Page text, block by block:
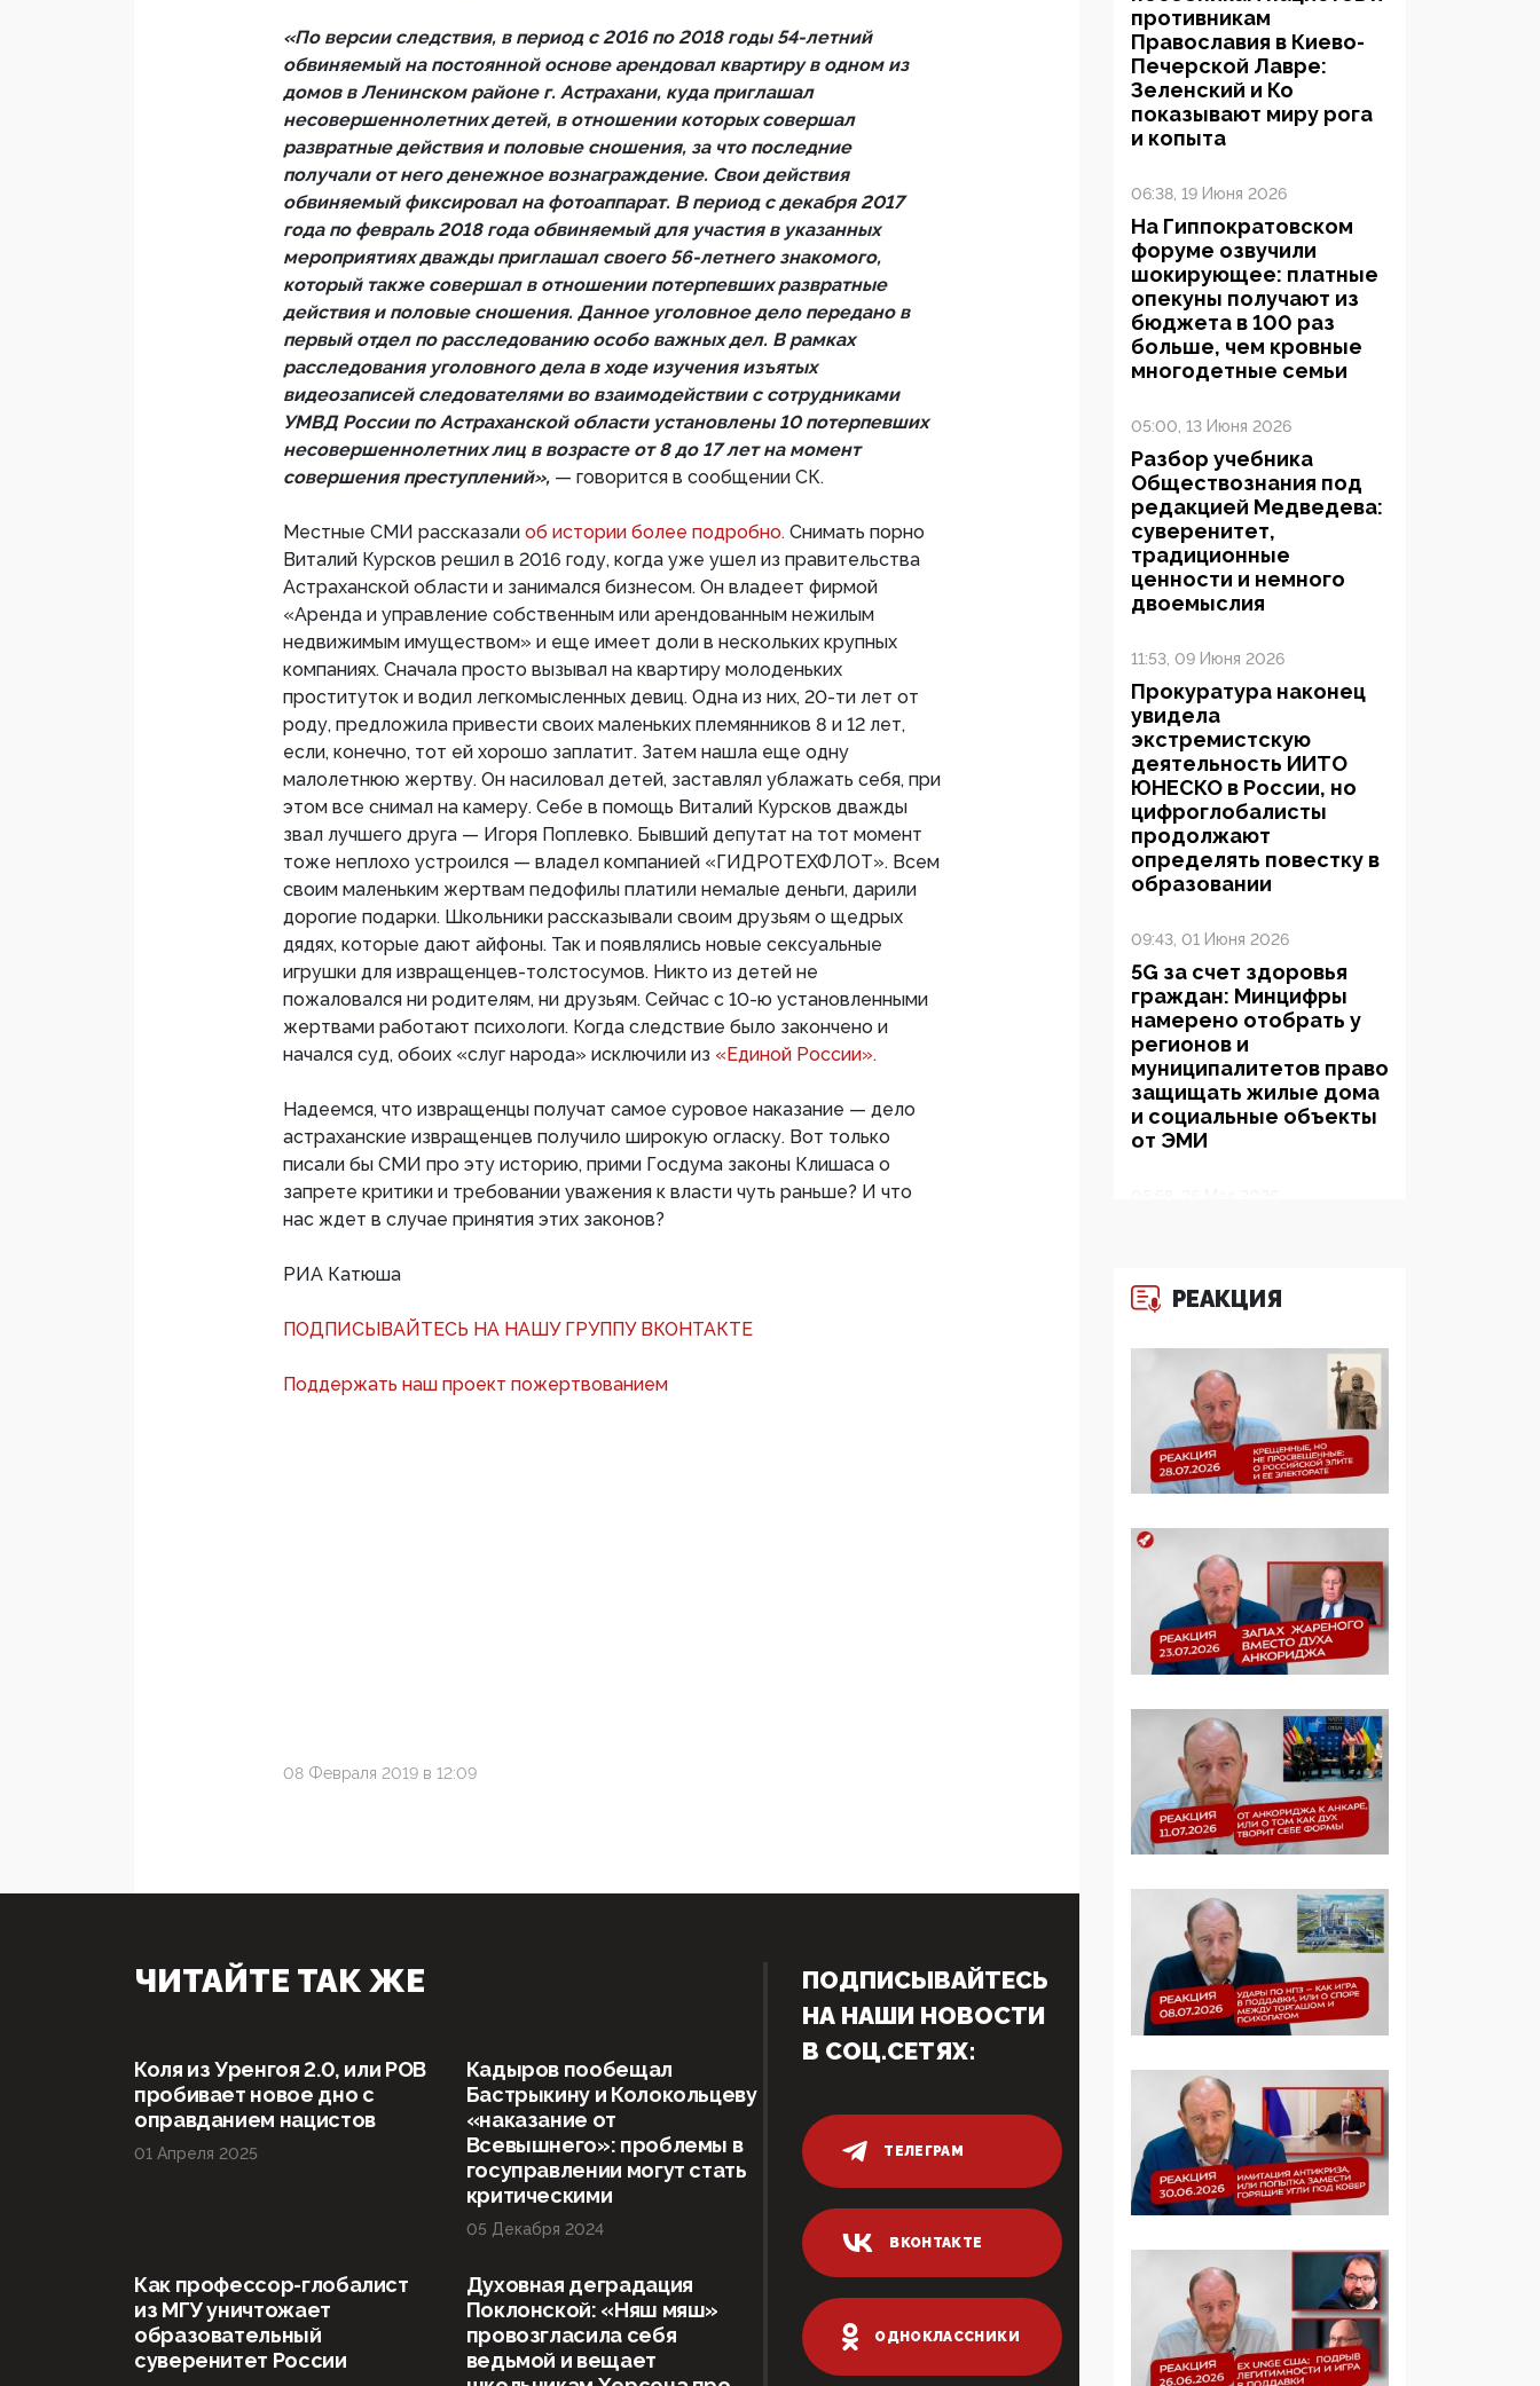
«По версии следствия, в период с 2016 по 2018 годы 54-летний
обвиняемый на постоянной основе арендовал квартиру в одном из
домов в Ленинском районе г. Астрахани, куда приглашал
несовершеннолетних детей, в отношении которых совершал
развратные действия и половые сношения, за что последние
получали от него денежное вознаграждение. Свои действия
обвиняемый фиксировал на фотоаппарат. В период с декабря 2017
года по февраль 2018 года обвиняемый для участия в указанных
мероприятиях дважды приглашал своего 56-летнего знакомого,
который также совершал в отношении потерпевших развратные
действия и половые сношения. Данное уголовное дело передано в
первый отдел по расследованию особо важных дел. В рамках
расследования уголовного дела в ходе изучения изъятых
видеозаписей следователями во взаимодействии с сотрудниками
УМВД России по Астраханской области установлены 10 потерпевших
несовершеннолетних лиц в возрасте от 8 до 17 лет на момент
совершения преступлений», — говорится в сообщении СК.
Местные СМИ рассказали об истории более подробно. Снимать порно
Виталий Курсков решил в 2016 году, когда уже ушел из правительства
Астраханской области и занимался бизнесом. Он владеет фирмой
«Аренда и управление собственным или арендованным нежилым
недвижимым имуществом» и еще имеет доли в нескольких крупных
компаниях. Сначала просто вызывал на квартиру молоденьких
проституток и водил легкомысленных девиц. Одна из них, 20-ти лет от
роду, предложила привести своих маленьких племянников 8 и 12 лет,
если, конечно, тот ей хорошо заплатит. Затем нашла еще одну
малолетнюю жертву. Он насиловал детей, заставлял ублажать себя, при
этом все снимал на камеру. Себе в помощь Виталий Курсков дважды
звал лучшего друга — Игоря Поплевко. Бывший депутат на тот момент
тоже неплохо устроился — владел компанией «ГИДРОТЕХФЛОТ». Всем
своим маленьким жертвам педофилы платили немалые деньги, дарили
дорогие подарки. Школьники рассказывали своим друзьям о щедрых
дядях, которые дают айфоны. Так и появлялись новые сексуальные
игрушки для извращенцев-толстосумов. Никто из детей не
пожаловался ни родителям, ни друзьям. Сейчас с 10-ю установленными
жертвами работают психологи. Когда следствие было закончено и
начался суд, обоих «слуг народа» исключили из «Единой России».
Надеемся, что извращенцы получат самое суровое наказание — дело
астраханские извращенцев получило широкую огласку. Вот только
писали бы СМИ про эту историю, прими Госдума законы Клишаса о
запрете критики и требовании уважения к власти чуть раньше? И что
нас ждет в случае принятия этих законов?
РИА Катюша
ПОДПИСЫВАЙТЕСЬ НА НАШУ ГРУППУ ВКОНТАКТЕ
Поддержать наш проект пожертвованием
08 Февраля 2019 в 12:09
противникам
Православия в Киево-
Печерской Лавре:
Зеленский и Ко
показывают миру рога
и копыта
06:38, 19 Июня 2026
На Гиппократовском
форуме озвучили
шокирующее: платные
опекуны получают из
бюджета в 100 раз
больше, чем кровные
многодетные семьи
05:00, 13 Июня 2026
Разбор учебника
Обществознания под
редакцией Медведева:
суверенитет,
традиционные
ценности и немного
двоемыслия
11:53, 09 Июня 2026
Прокуратура наконец
увидела
экстремистскую
деятельность ИИТО
ЮНЕСКО в России, но
цифроглобалисты
продолжают
определять повестку в
образовании
09:43, 01 Июня 2026
5G за счет здоровья
граждан: Минцифры
намерено отобрать у
регионов и
муниципалитетов право
защищать жилые дома
и социальные объекты
от ЭМИ
опасным контентом
Манифест против
семьи и традиционных
ценностей: «Новые
люди» поднимают
электорат феминисток
мужчинами-«бабуинам
05:08, 15 Мая 2026
Эзотерика,
инфоцыганство и
защиты традиционных
ценностей: кто и с чем
выступал на форуме
«Россия 809. Традиции
будущего»
Симулякр патриотизма
и благолепия:
профилактика негатива
среди молодежи снова
отдана на откуп
«движперам»
03:35, 25 Апреля 2026
120 лет
парламентаризма: как
институт
народовластия
превратился в «чего
Правительства и АП
06:29, 15 Апреля 2026
Социальный фонд
России – пионер
РЕАКЦИЯ
ЧИТАЙТЕ ТАК ЖЕ
Коля из Уренгоя 2.0, или РОВ
пробивает новое дно с
оправданием нацистов
01 Апреля 2025
Кадыров пообещал
Бастрыкину и Колокольцеву
«наказание от
Всевышнего»: проблемы в
госуправлении могут стать
критическими
05 Декабря 2024
Как профессор-глобалист
из МГУ уничтожает
образовательный
суверенитет России
Духовная деградация
Поклонской: «Няш мяш»
провозгласила себя
ведьмой и вещает
ПОДПИСЫВАЙТЕСЬ
НА НАШИ НОВОСТИ
В СОЦ.СЕТЯХ:
ТЕЛЕГРАМ
ВКОНТАКТЕ
ОДНОКЛАССНИКИ